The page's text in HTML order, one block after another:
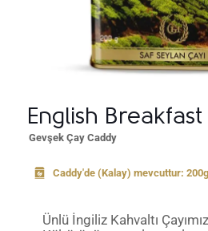
English Breakfast
Gevşek Çay Caddy
Caddy'de (Kalay) mevcuttur: 200g
Ünlü İngiliz Kahvaltı